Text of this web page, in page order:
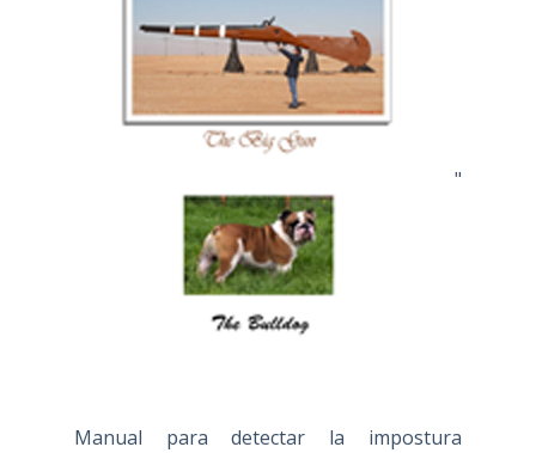
"
Manual para detectar la impostura